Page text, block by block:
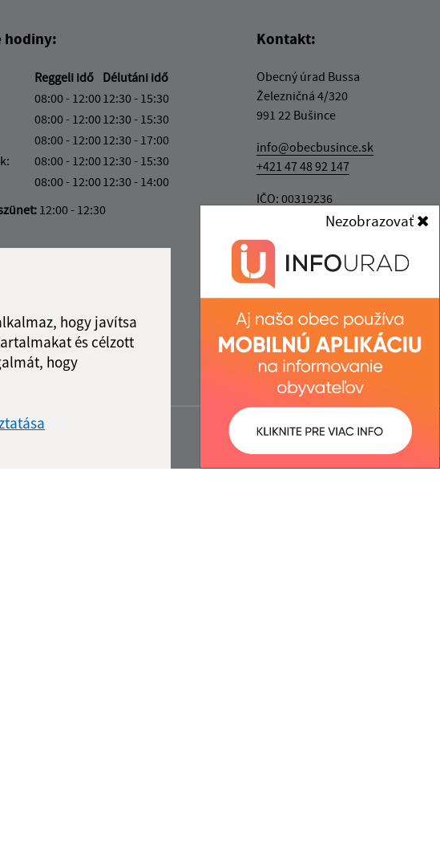
hogy javítsa
és célzott
hogy
Nezobrazovať
hodiny:
Reggeli idő Délutáni idő
08:00 - 12:0012:30 - 15:30
08:00 - 12:0012:30 - 15:30
08:00 - 12:0012:30 - 17:00
08:00 - 12:0012:30 - 15:30
08:00 - 12:0012:30 - 14:00
12:00 - 12:30
Kontakt:
Obecný úrad Bussa
Železničná 4/320
991 22 Bušince
info@obecbusince.sk
+421 47 48 92 147
IČO: 00319236